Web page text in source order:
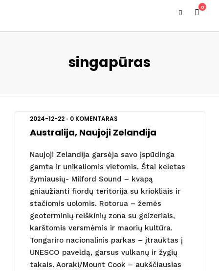
0
singapūras
2024-12-22 • 0 KOMENTARAS
Australija, Naujoji Zelandija
Naujoji Zelandija garsėja savo įspūdinga
gamta ir unikaliomis vietomis. Štai keletas
žymiausių- Milford Sound – kvapą
gniaužianti fiordų teritorija su kriokliais ir
stačiomis uolomis. Rotorua – žemės
geoterminių reiškinių zona su geizeriais,
karštomis versmėmis ir maorių kultūra.
Tongariro nacionalinis parkas – įtrauktas į
UNESCO paveldą, garsus vulkanų ir žygių
takais. Aoraki/Mount Cook – aukščiausias